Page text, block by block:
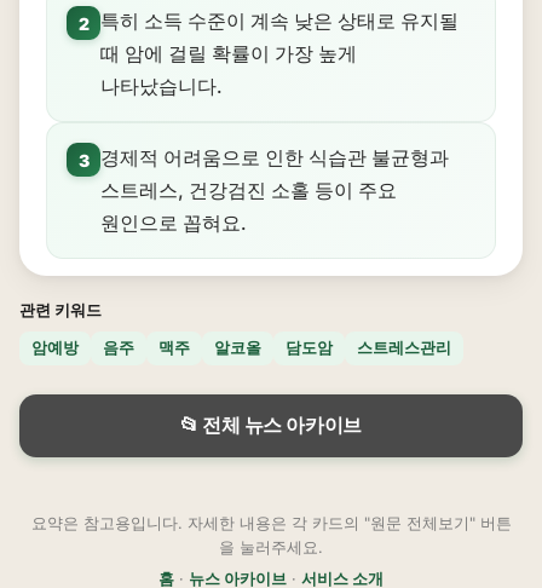
2
특히 소득 수준이 계속 낮은 상태로 유지될
때 암에 걸릴 확률이 가장 높게
나타났습니다.
3
경제적 어려움으로 인한 식습관 불균형과
스트레스, 건강검진 소홀 등이 주요
원인으로 꼽혀요.
관련 키워드
암예방
음주 맥주 알코올 담도암 스트레스관리
📂 전체 뉴스 아카이브
요약은 참고용입니다. 자세한 내용은 각 카드의 "원문 전체보기" 버튼
을 눌러주세요.
홈 · 뉴스 아카이브 · 서비스 소개